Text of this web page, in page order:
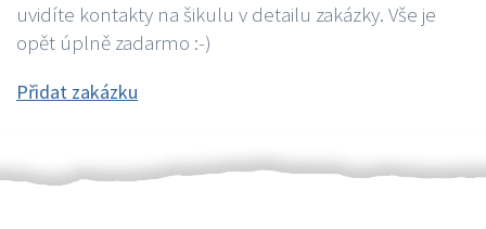
uvidíte kontakty na šikulu v detailu zakázky. Vše je
opět úplně zadarmo :-)
Přidat zakázku